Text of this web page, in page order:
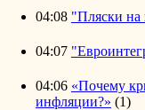
04:08 "Пляски на
04:07
04:06 «Почему
инфляции?» (1)